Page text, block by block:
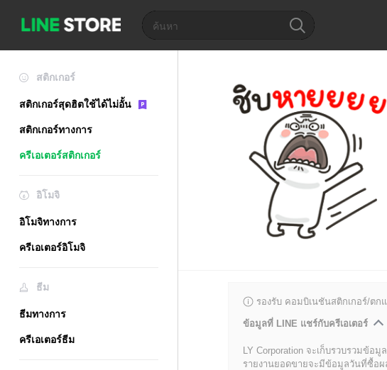
สติกเกอร์
สติกเกอร์สุดฮิตใช้ได้ไม่อั้น
สติกเกอร์ทางการ
ครีเอเตอร์สติกเกอร์
อิโมจิ
อิโมจิทางการ
ครีเอเตอร์อิโมจิ
ธีม
ธีมทางการ
ครีเอเตอร์ธีม
รองรับ คอมบิเนชันสติกเกอร์/ตก
ข้อมูลที่ LINE แชร์กับครีเอเตอร์
LY Corporation จะเก็บรวบรวมข้อ
รายงานยอดขายจะมีข้อมูลวันที่ซื้อ